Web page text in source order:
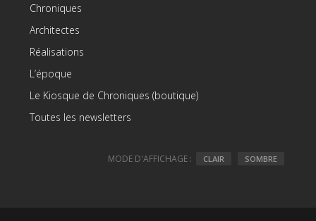
Chroniques
Architectes
Réalisations
L’époque
Le Kiosque de Chroniques (boutique)
Toutes les newsletters
MODE D'AFFICHAGE : CLAIR SOMBRE